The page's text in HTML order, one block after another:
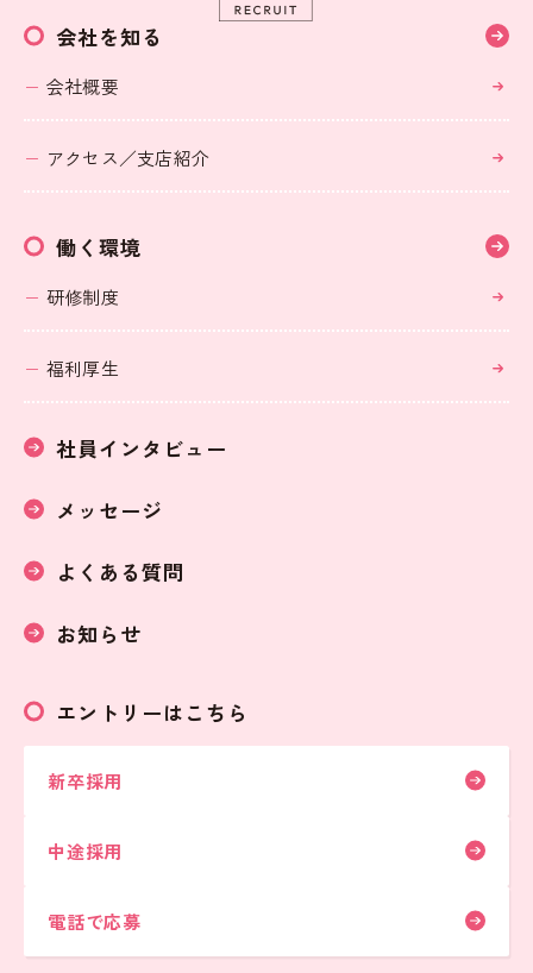
会社を知る
会社概要
アクセス／支店紹介
働く環境
研修制度
福利厚生
社員インタビュー
メッセージ
よくある質問
お知らせ
エントリーはこちら
新卒採用
中途採用
電話で応募